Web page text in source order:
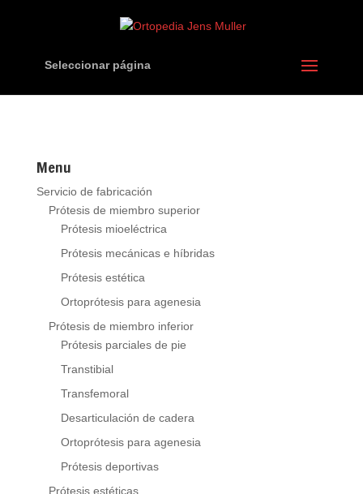
Seleccionar página
Menu
Servicio de fabricación
Prótesis de miembro superior
Prótesis mioeléctrica
Prótesis mecánicas e híbridas
Prótesis estética
Ortoprótesis para agenesia
Prótesis de miembro inferior
Prótesis parciales de pie
Transtibial
Transfemoral
Desarticulación de cadera
Ortoprótesis para agenesia
Prótesis deportivas
Prótesis estéticas